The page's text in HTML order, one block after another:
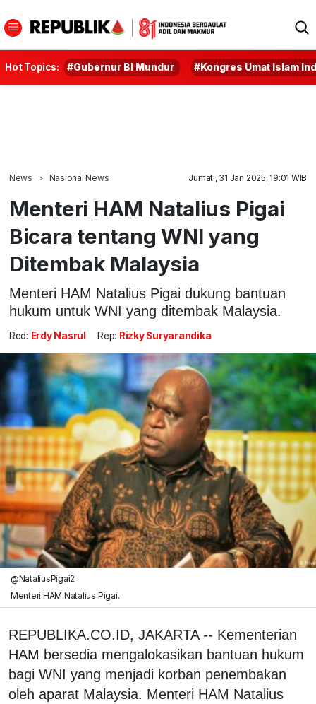
Hot Topics: #Gubernur BI Mundur #Kongres Umat Islam
News Nasional News Jumat , 31 Jan 2025, 19:01 WIB
Menteri HAM Natalius Pigai
Bicara tentang WNI yang
Ditembak Malaysia
Menteri HAM Natalius Pigai dukung bantuan
hukum untuk WNI yang ditembak Malaysia.
Red: Erdy Nasrul Rep: Rizky Suryarandika
@NataliusPigai2
Menteri HAM Natalius Pigai.
REPUBLIKA.CO.ID, JAKARTA -- Kementerian
HAM bersedia mengalokasikan bantuan hukum
bagi WNI yang menjadi korban penembakan
oleh aparat Malaysia. Menteri HAM Natalius